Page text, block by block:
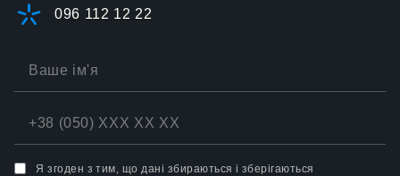
096 112 12 22
Я згоден з тим, що дані збираються і зберігаються